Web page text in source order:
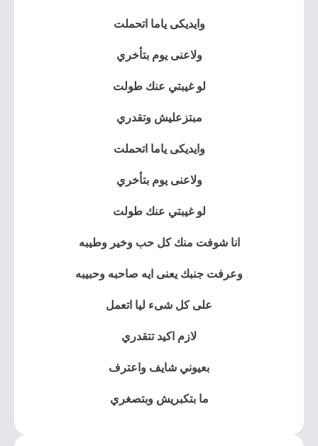
وايديكى ياما اتحملت
ولاعنى يوم بتأخري
لو غيبتي عنك طولت
مبتزعليش وتقدري
وايديكى ياما اتحملت
ولاعنى يوم بتأخري
لو غيبتي عنك طولت
انا شوفت منك كل حب وخير وطيبه
وعرفت جنبك يعنى ايه صاحبه وحبيبه
على كل شىء ليا اتعمل
لازم اكيد تتقدري
بعيوني شايف واعترف
ما بتكبريش وبتصغري